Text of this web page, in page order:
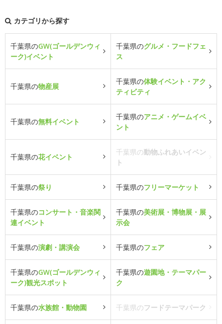
カテゴリから探す
千葉県のGW(ゴールデンウィ
ーク)イベント
千葉県のグルメ・フードフェ
ス
千葉県の物産展
千葉県の体験イベント・アク
ティビティ
千葉県の無料イベント
千葉県のアニメ・ゲームイベ
ント
千葉県の花イベント
千葉県の動物ふれあいイベン
ト
千葉県の祭り 千葉県のフリーマーケット
千葉県のコンサート・音楽関
連イベント
千葉県の美術展・博物展・展
示会
千葉県の演劇・講演会 千葉県のフェア
千葉県のGW(ゴールデンウィ
ーク)観光スポット
千葉県の遊園地・テーマパー
ク
千葉県の水族館・動物園 千葉県のフードテーマパーク